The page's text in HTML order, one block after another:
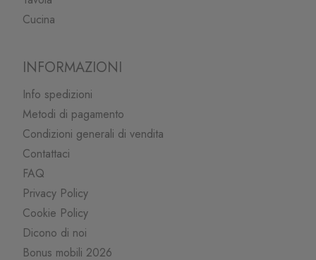
Cucina
INFORMAZIONI
Info spedizioni
Metodi di pagamento
Condizioni generali di vendita
Contattaci
FAQ
Privacy Policy
Cookie Policy
Dicono di noi
Bonus mobili 2026